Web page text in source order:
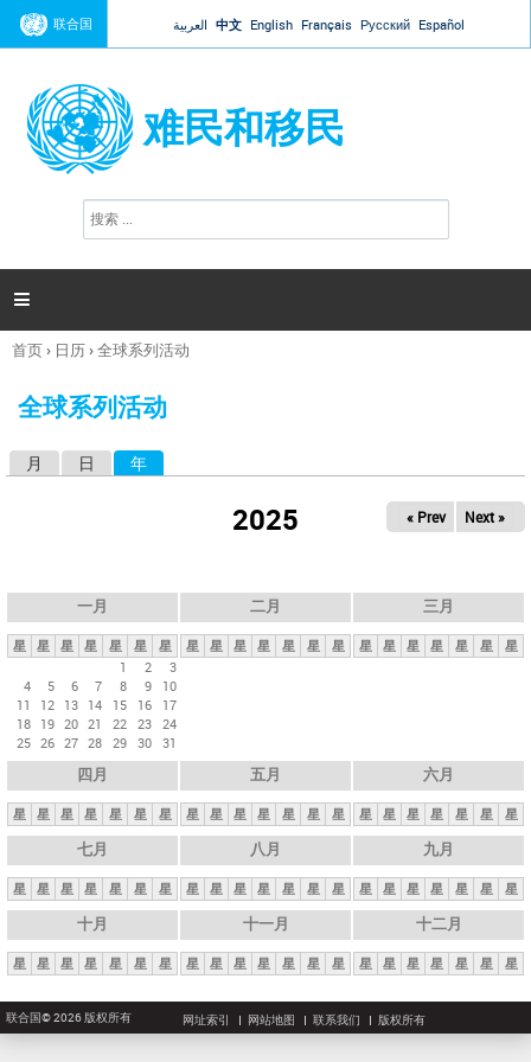
Jump to navigation
联合国 العربية 中文 English Français Русский Español
难民和移民
搜
索

你
这
首页› 日历›全球系列活动
全球系列活动
月 日 年
2025 « Prev Next »
一月
星 星 星 星 星 星
星
1
2
3
4
5 6 7 8 9
10
11
12 13 14 15 16
17
18 19 20 21 22 23 24
25 26 27 28 29 30 31
二月
星 星 星 星 星 星 星
三月
星 星 星 星 星 星 星
四月
星 星 星 星 星 星 星
五月
星 星 星 星 星 星 星
六月
星 星 星 星 星 星 星
七月
星 星 星 星 星 星 星
八月
星 星 星 星 星 星 星
九月
星 星 星 星 星 星 星
十月
星 星 星 星 星 星 星
十一月
星 星 星 星 星 星 星
十二月
星 星 星 星 星 星 星
联合国© 2026 版权所有 网址索引 网站地图 联系我们 版权所有